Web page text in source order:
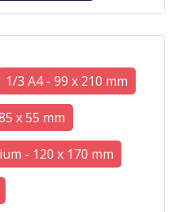
1/3 A4 - 99 x 210 mm
x 55 mm
- 120 x 170 mm